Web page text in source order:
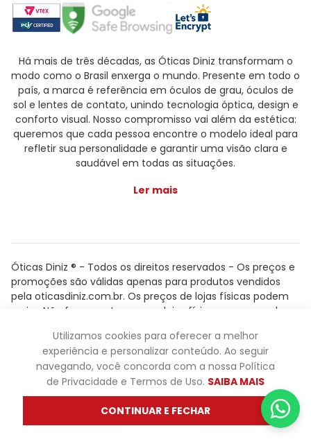
Há mais de três décadas, as Óticas Diniz transformam o
modo como o Brasil enxerga o mundo. Presente em todo o
país, a marca é referência em óculos de grau, óculos de
sol e lentes de contato, unindo tecnologia óptica, design e
conforto visual. Nosso compromisso vai além da estética:
queremos que cada pessoa encontre o modelo ideal para
refletir sua personalidade e garantir uma visão clara e
saudável em todas as situações.
Ler mais
Óticas Diniz ® - Todos os direitos reservados - Os preços e
promoções são válidas apenas para produtos vendidos
pela oticasdiniz.com.br. Os preços de lojas físicas podem
variar. Não fazemos trocas em lojas físicas, apenas pelo
Powered by
Utilizamos cookies para oferecer a melhor
experiência e personalizar conteúdo. Ao seguir
navegando, você concorda com a nossa Política
de Privacidade e Termos de Uso. SAIBA MAIS
CONTINUAR E FECHAR